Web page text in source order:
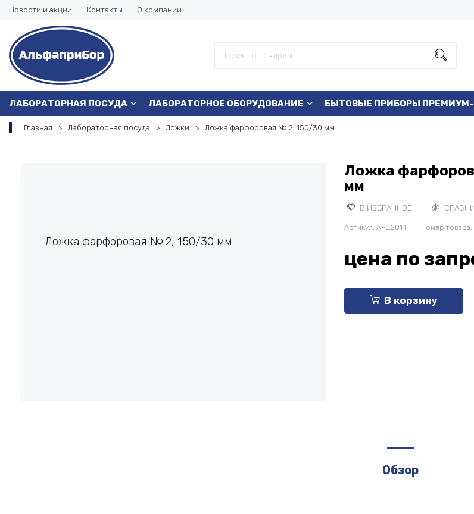
Новости и акции Контакты О компании
ЛАБОРАТОРНАЯ ПОСУДА ЛАБОРАТОРНОЕ ОБОРУДОВАНИЕ БЫТОВЫЕ ПРИБОРЫ
Главная Лабораторная посуда Ложки Ложка фарфоровая № 2, 150/30 мм
Ложка фарфоровая № 2, 150/30 мм
Ложка
мм
В ИЗБРАННОЕ
Артикул:AP_2014 Номер товара:
цена по
В корзину
Обзор